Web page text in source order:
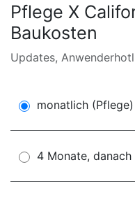
Pflege X
Baukosten
Updates,
monatlich (Pflege)
4 Monate,